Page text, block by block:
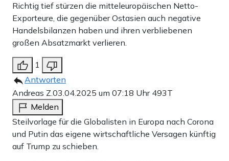
Richtig tief stürzen die mitteleuropäischen Netto-
Exporteure, die gegenüber Ostasien auch negative
Handelsbilanzen haben und ihren verbliebenen
großen Absatzmarkt verlieren.
1
Antworten
Andreas Z.03.04.2025 um 07:18 Uhr 493T
Melden
Steilvorlage für die Globalisten in Europa nach Corona
und Putin das eigene wirtschaftliche Versagen künftig
auf Trump zu schieben.